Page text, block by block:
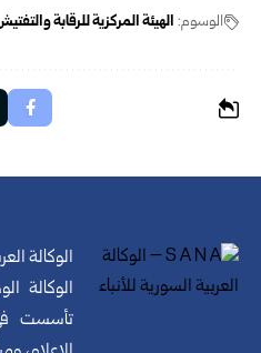
الوسوم: الهيئة المركزية للرقابة
الوكالة
الوكالة